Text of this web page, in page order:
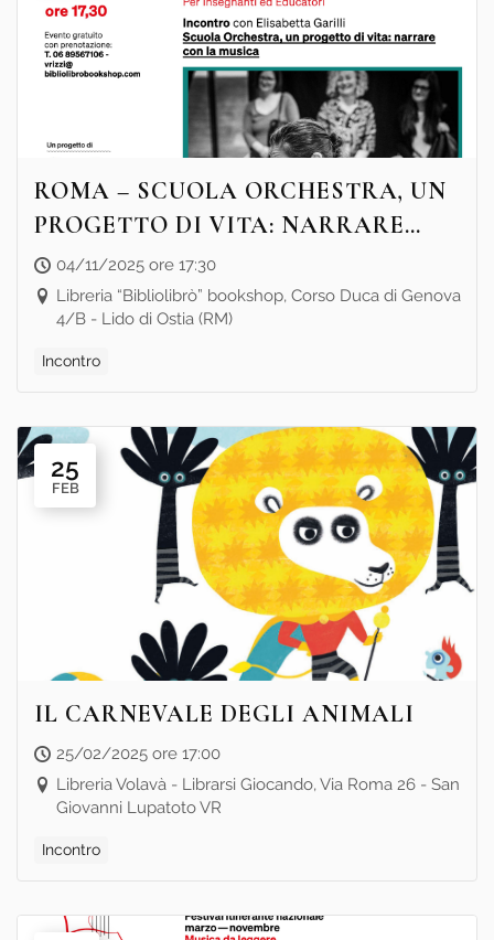
ROMA – SCUOLA ORCHESTRA, UN
PROGETTO DI VITA: NARRARE
CON LA MUSICA
04/11/2025 ore 17:30
Libreria “Bibliolibrò” bookshop, Corso Duca di Genova
4/B - Lido di Ostia (RM)
Incontro
25
FEB
IL CARNEVALE DEGLI ANIMALI
25/02/2025 ore 17:00
Libreria Volavà - Librarsi Giocando, Via Roma 26 - San
Giovanni Lupatoto VR
Incontro